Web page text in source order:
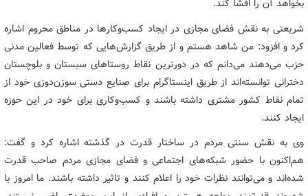
بخواهد آن را افشا کند.
شریعتی به نقش فضای مجازی در ایجاد کسب‌وکارها در مناطق محروم اشاره
کرد و افزود: من شاهد هستم و از طریق گزارش‌هایی که توسط فعالین مدنی
حزب می‌دهند می‌دانم که در دورترین نقاط روستاهای سیستان و بلوچستان
دخترانی توانسته‌اند از طریق اینستاگرام برای صنایع دستی سوزن‌دوزی خود از
تمام نقاط کشور مشتری داشته باشند و کسب‌وکاری برای خود در این حوزه
ایجاد کنند.
وی به نقش سنتی مردم در ساختار قدرت در گذشته اشاره کرد و گفت:
هم‌اکنون با حضور شبکه‌های اجتماعی و فضای مجازی مردم صاحب قدرت
شده‌اند و می‌توانند نظرات خود را اعلام کنند و تاثیر داشته باشند. ما امروز با